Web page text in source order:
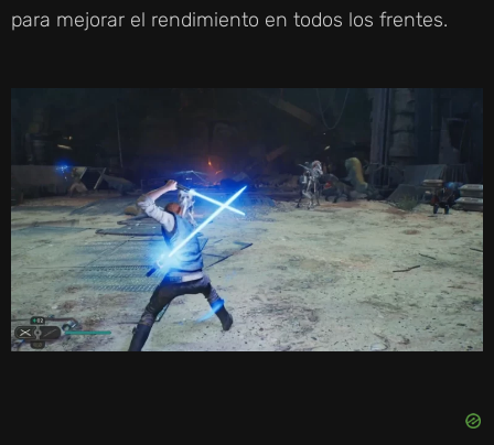
para mejorar el rendimiento en todos los frentes.